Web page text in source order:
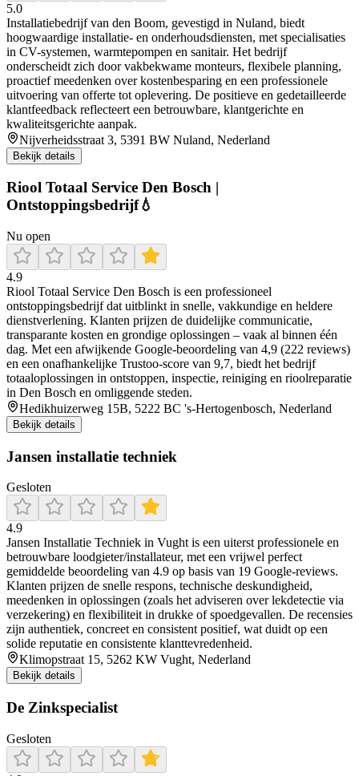
5.0
Installatiebedrijf van den Boom, gevestigd in Nuland, biedt
hoogwaardige installatie- en onderhoudsdiensten, met specialisaties
in CV-systemen, warmtepompen en sanitair. Het bedrijf
onderscheidt zich door vakbekwame monteurs, flexibele planning,
proactief meedenken over kostenbesparing en een professionele
uitvoering van offerte tot oplevering. De positieve en gedetailleerde
klantfeedback reflecteert een betrouwbare, klantgerichte en
kwaliteitsgerichte aanpak.
Nijverheidsstraat 3, 5391 BW Nuland, Nederland
Bekijk details
Riool Totaal Service Den Bosch |
Ontstoppingsbedrijf💧
Nu open
4.9
Riool Totaal Service Den Bosch is een professioneel
ontstoppingsbedrijf dat uitblinkt in snelle, vakkundige en heldere
dienstverlening. Klanten prijzen de duidelijke communicatie,
transparante kosten en grondige oplossingen – vaak al binnen één
dag. Met een afwijkende Google-beoordeling van 4,9 (222 reviews)
en een onafhankelijke Trustoo-score van 9,7, biedt het bedrijf
totaaloplossingen in ontstoppen, inspectie, reiniging en rioolreparatie
in Den Bosch en omliggende steden.
Hedikhuizerweg 15B, 5222 BC 's-Hertogenbosch, Nederland
Bekijk details
Jansen installatie techniek
Gesloten
4.9
Jansen Installatie Techniek in Vught is een uiterst professionele en
betrouwbare loodgieter/installateur, met een vrijwel perfect
gemiddelde beoordeling van 4.9 op basis van 19 Google‑reviews.
Klanten prijzen de snelle respons, technische deskundigheid,
meedenken in oplossingen (zoals het adviseren over lekdetectie via
verzekering) en flexibiliteit in drukke of spoedgevallen. De recensies
zijn authentiek, concreet en consistent positief, wat duidt op een
solide reputatie en consistente klanttevredenheid.
Klimopstraat 15, 5262 KW Vught, Nederland
Bekijk details
De Zinkspecialist
Gesloten